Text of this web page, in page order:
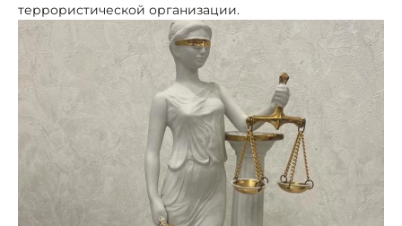
террористической организации.